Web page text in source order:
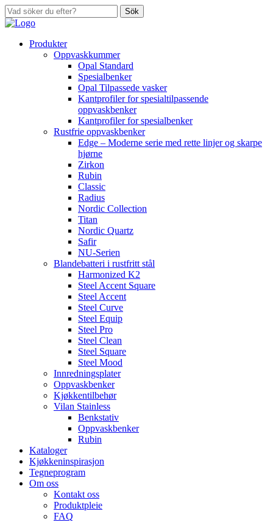
Sök
Produkter
Oppvaskkummer
Opal Standard
Spesialbenker
Opal Tilpassede vasker
Kantprofiler for spesialtilpassende
oppvaskbenker
Kantprofiler for spesialbenker
Rustfrie oppvaskbenker
Edge – Moderne serie med rette linjer og skarpe
hjørne
Zirkon
Rubin
Classic
Radius
Nordic Collection
Titan
Nordic Quartz
Safir
NU-Serien
Blandebatteri i rustfritt stål
Harmonized K2
Steel Accent Square
Steel Accent
Steel Curve
Steel Equip
Steel Pro
Steel Clean
Steel Square
Steel Mood
Innredningsplater
Oppvaskbenker
Kjøkkentilbehør
Vilan Stainless
Benkstativ
Oppvaskbenker
Rubin
Kataloger
Kjøkkeninspirasjon
Tegneprogram
Om oss
Kontakt oss
Produktpleie
FAQ